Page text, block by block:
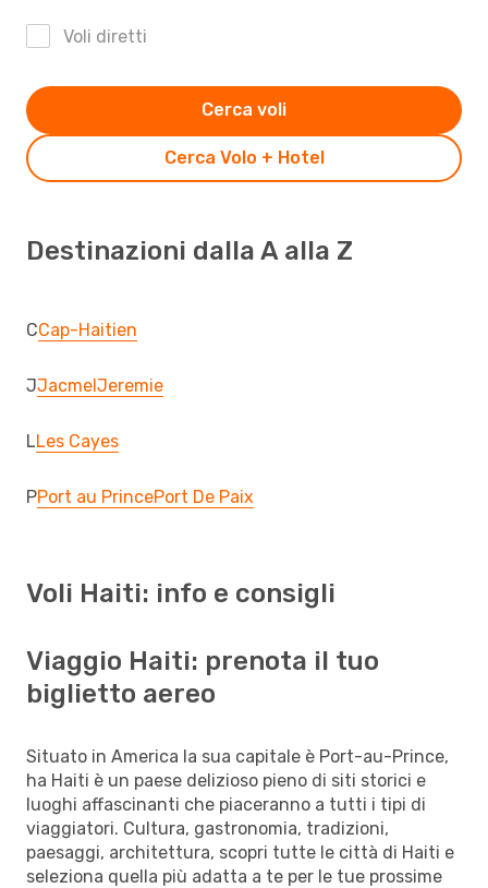
Voli diretti
Cerca Volo + Hotel
Cerca voli
Destinazioni dalla A alla Z
CCap-Haitien
JJacmelJeremie
LLes Cayes
PPort au PrincePort De Paix
Voli Haiti: info e consigli
Viaggio Haiti: prenota il tuo
biglietto aereo
Situato in America la sua capitale è Port-au-Prince,
ha Haiti è un paese delizioso pieno di siti storici e
luoghi affascinanti che piaceranno a tutti i tipi di
viaggiatori. Cultura, gastronomia, tradizioni,
paesaggi, architettura, scopri tutte le città di Haiti e
seleziona quella più adatta a te per le tue prossime